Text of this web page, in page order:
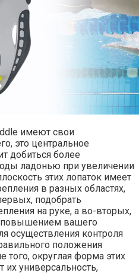
имеют свои
это центральное
добиться более
ладонью при увеличении
этих лопаток имеет
в разных областях,
подобрать
на руке, а во-вторых,
повышением вашего
осуществления контроля
положения
того, округлая форма этих
универсальность,